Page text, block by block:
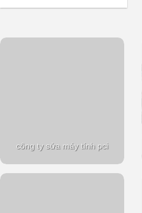
công ty sửa máy tính pci